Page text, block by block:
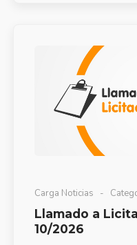
Carga Noticias
Llamado a
10/2026